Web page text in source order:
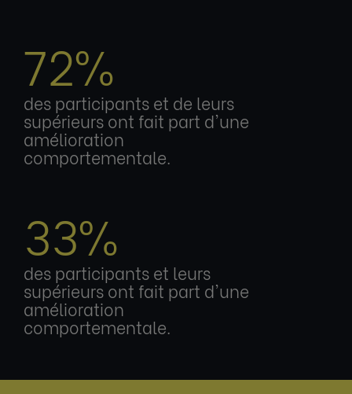
72%
des participants et de leurs
supérieurs ont fait part d'une
amélioration
comportementale.
33%
des participants et leurs
supérieurs ont fait part d'une
amélioration
comportementale.